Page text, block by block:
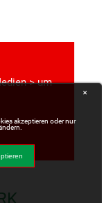
> um
✕
akzeptieren oder nur